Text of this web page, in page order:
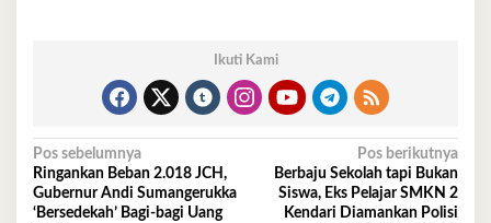
Ikuti Kami
Navigasi
pos
Pos sebelumnya
Ringankan Beban 2.018 JCH,
Gubernur Andi Sumangerukka
‘Bersedekah’ Bagi-bagi Uang
Pos berikutnya
Berbaju Sekolah tapi Bukan
Siswa, Eks Pelajar SMKN 2
Kendari Diamankan Polisi